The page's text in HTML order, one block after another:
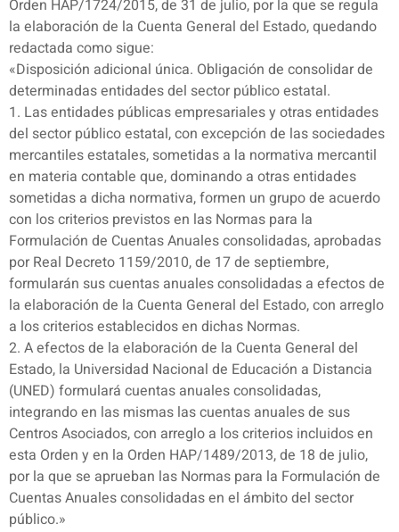
Orden HAP/1724/2015, de 31 de julio, por la que se regula
la elaboración de la Cuenta General del Estado, quedando
redactada como sigue:
«Disposición adicional única. Obligación de consolidar de
determinadas entidades del sector público estatal.
1. Las entidades públicas empresariales y otras entidades
del sector público estatal, con excepción de las sociedades
mercantiles estatales, sometidas a la normativa mercantil
en materia contable que, dominando a otras entidades
sometidas a dicha normativa, formen un grupo de acuerdo
con los criterios previstos en las Normas para la
Formulación de Cuentas Anuales consolidadas, aprobadas
por Real Decreto 1159/2010, de 17 de septiembre,
formularán sus cuentas anuales consolidadas a efectos de
la elaboración de la Cuenta General del Estado, con arreglo
a los criterios establecidos en dichas Normas.
2. A efectos de la elaboración de la Cuenta General del
Estado, la Universidad Nacional de Educación a Distancia
(UNED) formulará cuentas anuales consolidadas,
integrando en las mismas las cuentas anuales de sus
Centros Asociados, con arreglo a los criterios incluidos en
esta Orden y en la Orden HAP/1489/2013, de 18 de julio,
por la que se aprueban las Normas para la Formulación de
Cuentas Anuales consolidadas en el ámbito del sector
público.»